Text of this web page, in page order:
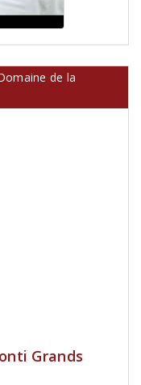
de la
Grands